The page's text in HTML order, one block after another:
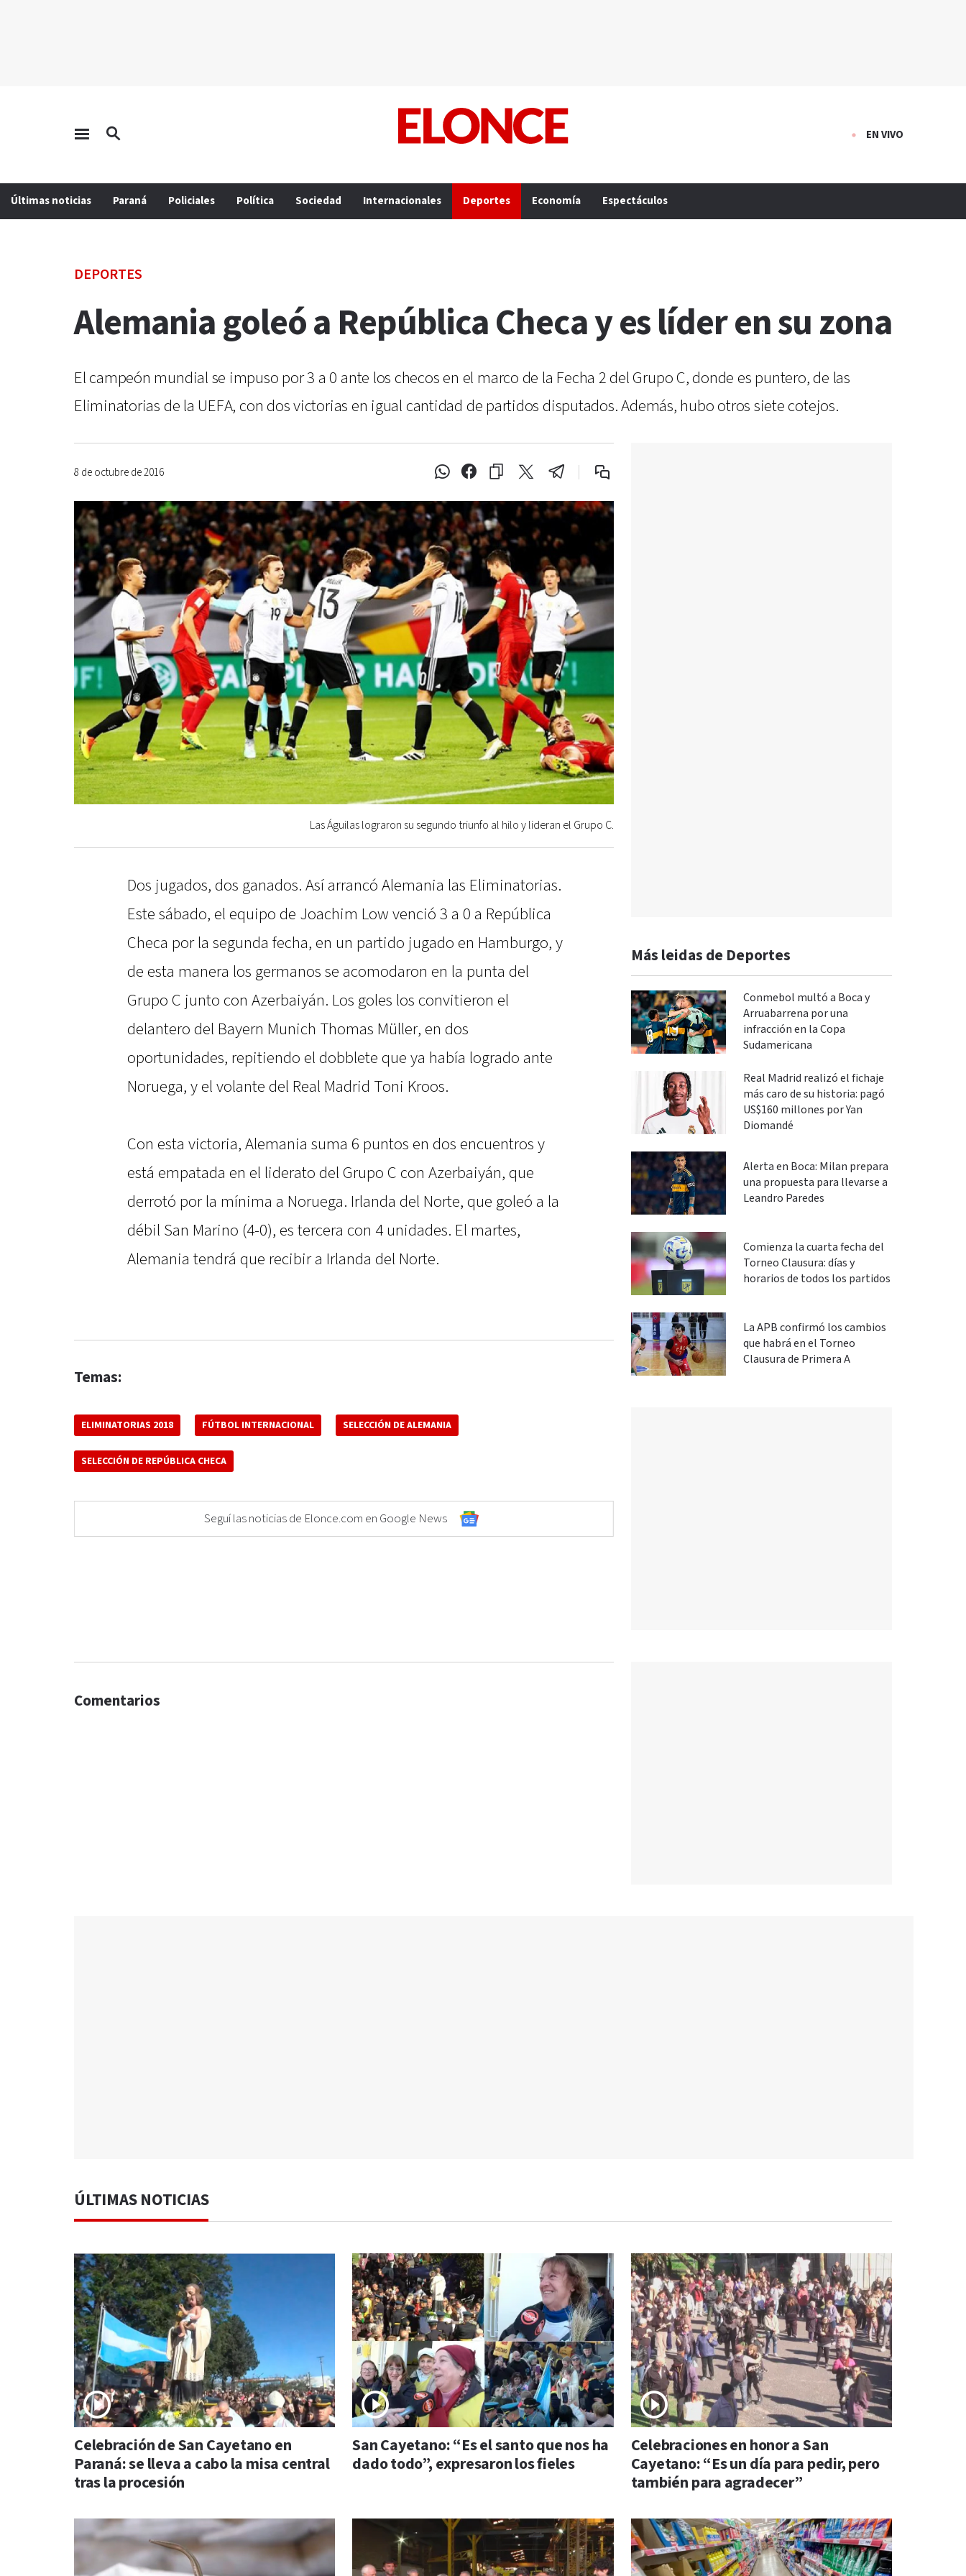
EN VIVO
Últimas noticias Paraná Policiales Política Sociedad Internacionales Deportes Economía Espectáculos
DEPORTES
Alemania goleó a República Checa y es líder en su zona
El campeón mundial se impuso por 3 a 0 ante los checos en el marco de la Fecha 2 del Grupo C, donde es puntero, de las
Eliminatorias de la UEFA, con dos victorias en igual cantidad de partidos disputados. Además, hubo otros siete cotejos.
8 de octubre de 2016
Las Águilas lograron su segundo triunfo al hilo y lideran el Grupo C.
Dos jugados, dos ganados. Así arrancó Alemania las Eliminatorias.
Este sábado, el equipo de Joachim Low venció 3 a 0 a República
Checa por la segunda fecha, en un partido jugado en Hamburgo, y
de esta manera los germanos se acomodaron en la punta del
Grupo C junto con Azerbaiyán. Los goles los convitieron el
delantero del Bayern Munich Thomas Müller, en dos
oportunidades, repitiendo el dobblete que ya había logrado ante
Noruega, y el volante del Real Madrid Toni Kroos.
Con esta victoria, Alemania suma 6 puntos en dos encuentros y
está empatada en el liderato del Grupo C con Azerbaiyán, que
derrotó por la mínima a Noruega. Irlanda del Norte, que goleó a la
débil San Marino (4-0), es tercera con 4 unidades. El martes,
Alemania tendrá que recibir a Irlanda del Norte.
Temas:
ELIMINATORIAS 2018 FÚTBOL INTERNACIONAL SELECCIÓN DE ALEMANIA
SELECCIÓN DE REPÚBLICA CHECA
Seguí las noticias de Elonce.com en Google News
Más leidas de Deportes
Conmebol multó a Boca y
Arruabarrena por una
infracción en la Copa
Sudamericana
Real Madrid realizó el fichaje
más caro de su historia: pagó
US$160 millones por Yan
Diomandé
Alerta en Boca: Milan prepara
una propuesta para llevarse a
Leandro Paredes
Comienza la cuarta fecha del
Torneo Clausura: días y
horarios de todos los partidos
La APB confirmó los cambios
que habrá en el Torneo
Clausura de Primera A
Comentarios
ÚLTIMAS NOTICIAS
Celebración de San Cayetano en
Paraná: se lleva a cabo la misa central
tras la procesión
San Cayetano: “Es el santo que nos ha
dado todo”, expresaron los fieles
Celebraciones en honor a San
Cayetano: “Es un día para pedir, pero
también para agradecer”